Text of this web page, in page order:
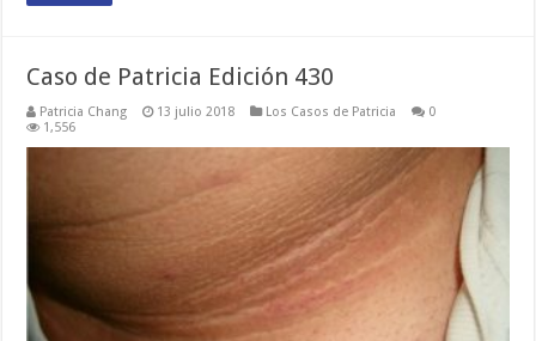
Caso de Patricia Edición 430
Patricia Chang 13 julio 2018 Los Casos de Patricia
0
1,556